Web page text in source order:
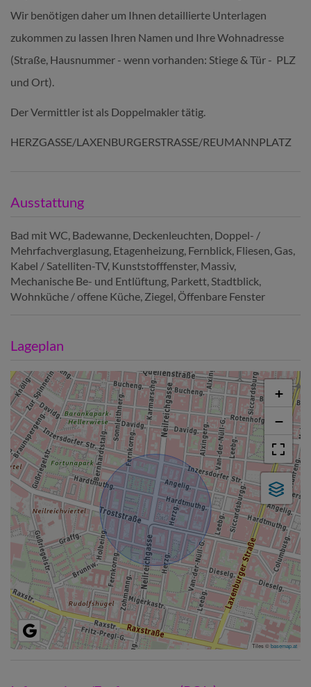
Wir benötigen daher um Ihnen detaillierte Unterlagen
zukommen zu lassen Ihren Namen und Ihre Wohnadresse
(Straße, Hausnummer - wenn vorhanden: Stiege & Tür - PLZ
und Ort).
Der Vermittler ist als Doppelmakler tätig.
HERZGASSE/LAXENBURGERSTRASSE/REUMANNPLATZ
Ausstattung
Bad mit WC Badewanne Deckenleuchten Doppel- /
Mehrfachverglasung Etagenheizung Fernblick Fliesen Gas
Kabel / Satelliten-TV Kunststofffenster Massiv
Mechanische Be- und Entlüftung Parkett Stadtblick
Wohnküche / offene Küche Ziegel Öffenbare Fenster
Lageplan
+
−
Tiles ©basemap.at